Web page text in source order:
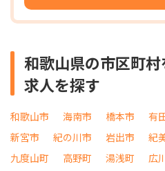
和歌山県の市区町
求人を探す
和歌山市 海南市 橋本市 有
新宮市
紀の川市 岩出市 紀
九度山町
高野町 湯浅町 広